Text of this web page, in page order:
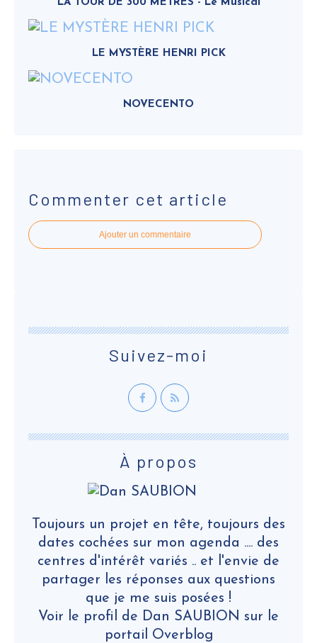
LA TOUR DE 300 METRES - Le Musical
LE MYSTÈRE HENRI PICK
NOVECENTO
Commenter cet article
Ajouter un commentaire
Suivez-moi
À propos
Toujours un projet en tête, toujours des
dates cochées sur mon agenda .... des
centres d'intérêt variés .. et l'envie de
partager les réponses aux questions
que je me suis posées !
Voir le profil de Dan SAUBION sur le
portail Overblog